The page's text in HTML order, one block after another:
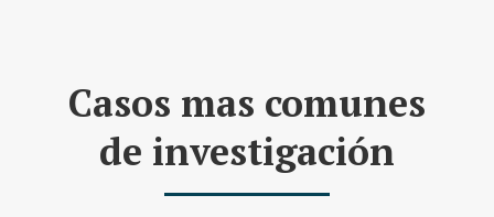
Casos mas comunes
de investigación